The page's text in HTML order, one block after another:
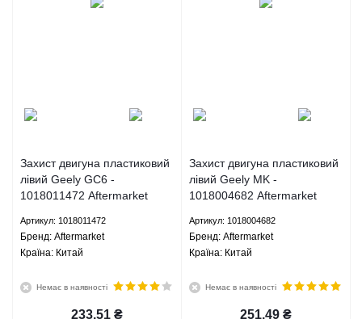
Захист двигуна пластиковий
лівий Geely GC6 -
1018011472 Aftermarket
Артикул: 1018011472
Брeнд: Aftermarket
Країна: Китай
Немає в наявності
233.51 ₴
Захист двигуна пластиковий
лівий Geely MK -
1018004682 Aftermarket
Артикул: 1018004682
Брeнд: Aftermarket
Країна: Китай
Немає в наявності
251.49 ₴